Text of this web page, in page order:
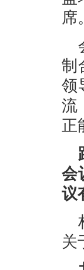
席。
制
领
流
正
会
议
关